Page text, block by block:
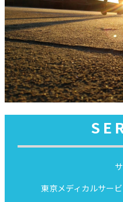
東京メディカルサー